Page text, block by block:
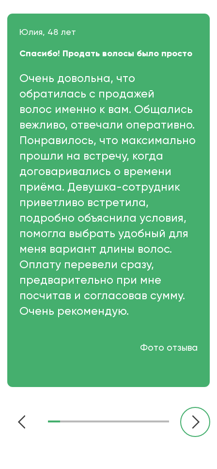
Юлия, 48 лет
Спасибо! Продать волосы было просто
Очень довольна, что
обратилась с продажей
волос именно к вам. Общались
вежливо, отвечали оперативно.
Понравилось, что максимально
прошли на встречу, когда
договаривались о времени
приёма. Девушка-сотрудник
приветливо встретила,
подробно объяснила условия,
помогла выбрать удобный для
меня вариант длины волос.
Оплату перевели сразу,
предварительно при мне
посчитав и согласовав сумму.
Очень рекомендую.
Фото отзыва